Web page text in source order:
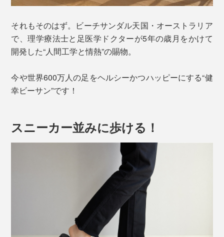
それもそのはず。ビーチサンダル天国・オーストラリア
で、理学療法士と足医学ドクターが5年の歳月をかけて
開発した“人間工学と情熱”の賜物。
今や世界600万人の足をヘルシーかつハッピーにする“健
幸ビーサン”です！
スニーカー並みに歩ける！